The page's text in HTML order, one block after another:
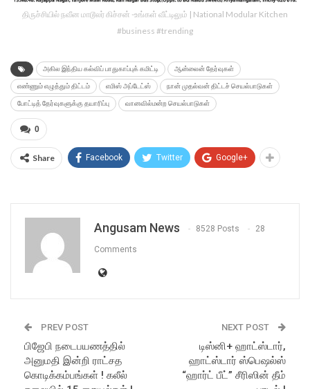
திருச்சியில் நவீன மாடூலர் கிச்சன் -உங்கள் வீட்டிலும் | National Modular Kitchen
#business #trending
அகில இந்திய கல்விப் பாதுகாப்புக் கமிட்டி ஆன்லைன் தேர்வுகள்
எண்ணும் எழுத்தும் திட்டம் எமிஸ் அப்டேட்ஸ் நான் முதல்வன் திட்டச் செயல்பாடுகள்
போட்டித் தேர்வுகளுக்கு தயாரிப்பு வானவில்மன்ற செயல்பாடுகள்
0
Share Facebook Twitter Google+
Angusam News 8528 Posts 28
Comments
PREV POST
பிஜேபி நடைபயணத்தில்
அனுமதி இன்றி ராட்சத
கொடிக்கம்பங்கள் ! கலீல்
NEXT POST
டிஸ்னி+ ஹாட்ஸ்டார்,
ஹாட்ஸ்டார் ஸ்பெஷல்ஸ்
“ஹார்ட் பீட்” சீரிஸின் தீம்